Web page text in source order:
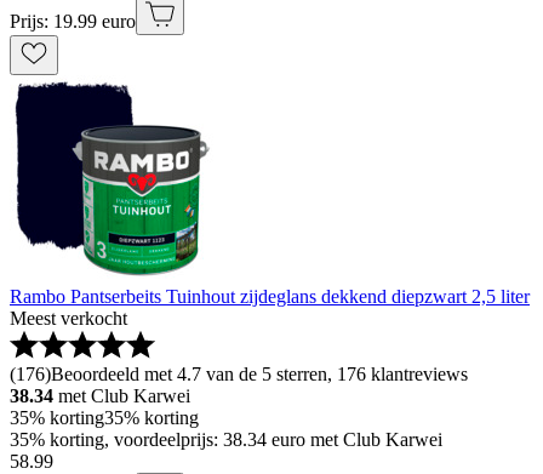
Prijs: 19.99 euro
Rambo Pantserbeits Tuinhout zijdeglans dekkend diepzwart 2,5 liter
Meest verkocht
(176)Beoordeeld met 4.7 van de 5 sterren, 176 klantreviews
38.34 met Club Karwei
35% korting35% korting
35% korting, voordeelprijs: 38.34 euro met Club Karwei
58.99